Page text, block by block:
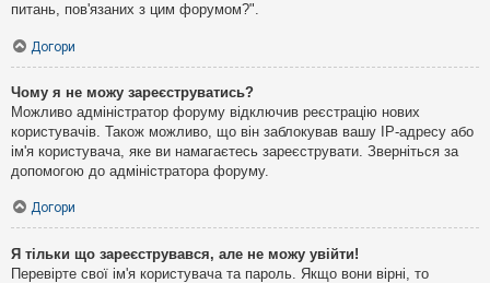
питань, пов'язаних з цим форумом?".
Догори
Чому я не можу зареєструватись?
Можливо адміністратор форуму відключив реєстрацію нових
користувачів. Також можливо, що він заблокував вашу IP-адресу або
ім'я користувача, яке ви намагаєтесь зареєструвати. Зверніться за
допомогою до адміністратора форуму.
Догори
Я тільки що зареєструвався, але не можу увійти!
Перевірте свої ім'я користувача та пароль. Якщо вони вірні, то